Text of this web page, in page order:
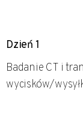
Dzień 1
Badanie CT i
wycisków/